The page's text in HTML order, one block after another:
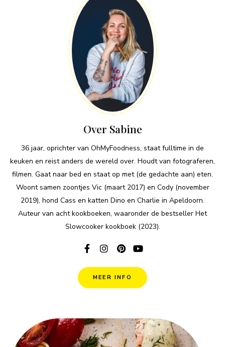
Over Sabine
36 jaar, oprichter van OhMyFoodness, staat fulltime in de
keuken en reist anders de wereld over. Houdt van fotograferen,
filmen. Gaat naar bed en staat op met (de gedachte aan) eten.
Woont samen zoontjes Vic (maart 2017) en Cody (november
2019), hond Cass en katten Dino en Charlie in Apeldoorn.
Auteur van acht kookboeken, waaronder de bestseller Het
Slowcooker kookboek (2023).
MEER INFO